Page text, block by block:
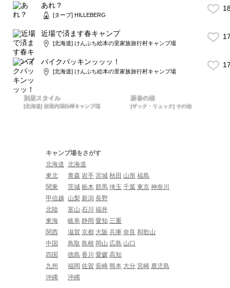
あれ？
[タープ] HILLEBERG
近場で済ます春キャンプ
[北海道] けんぶち絵本の里家族旅行村キャンプ場
バイクパッキンッッッ！
[北海道] けんぶち絵本の里家族旅行村キャンプ場
別居スタイル
[北海道] 岩尾内湖白樺キャンプ場
新春の候
[ザック・リュック] その他
キャンプ場をさがす
北海道 北海道
東北
青森 岩手 宮城 秋田 山形 福島
関東
茨城 栃木 群馬 埼玉 千葉 東京 神奈川
甲信越
山梨 新潟 長野
北陸
富山 石川 福井
東海
岐阜 静岡 愛知 三重
関西
滋賀 京都 大阪 兵庫 奈良 和歌山
中国
鳥取 島根 岡山 広島 山口
四国
徳島 香川 愛媛 高知
九州
福岡 佐賀 長崎 熊本 大分 宮崎 鹿児島
沖縄
沖縄